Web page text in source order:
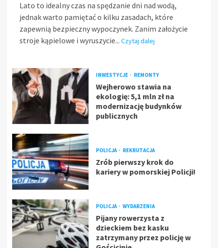
Lato to idealny czas na spędzanie dni nad wodą,
jednak warto pamiętać o kilku zasadach, które
zapewnią bezpieczny wypoczynek. Zanim założycie
stroje kąpielowe i wyruszycie... Czytaj dalej
INWESTYCJE REMONTY
Wejherowo stawia na
ekologię: 5,1 mln zł na
modernizację budynków
publicznych
POLICJA REKRUTACJA
Zrób pierwszy krok do
kariery w pomorskiej Policji!
POLICJA WYDARZENIA
Pijany rowerzysta z
dzieckiem bez kasku
zatrzymany przez policję w